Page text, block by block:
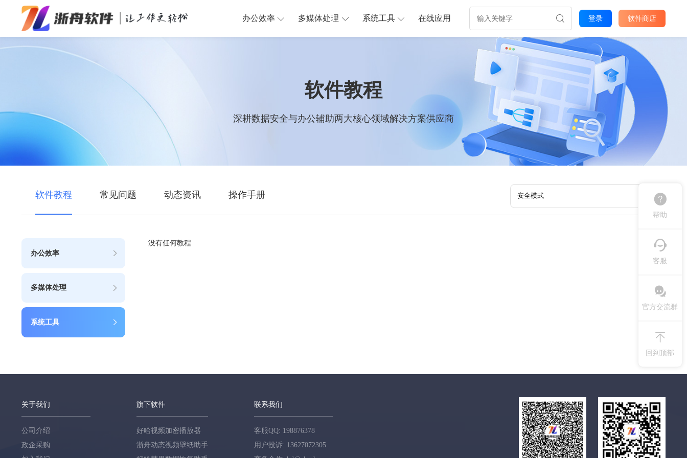
办公效率
办公效率 多媒体处理 系统工具 在线应用 登录 软件商店
软件教程
深耕数据安全与办公辅助两大核心领域解决方案供应商
软件教程 常见问题 动态资讯 操作手册
办公效率
多媒体处理
系统工具
没有任何教程
关于我们
公司介绍
政企采购
旗下软件
好哈视频加密播放器
浙舟动态视频壁纸助手
联系我们
客服QQ: 198876378
用户投诉: 13627072305
帮助
客服
官方交流群
回到顶部